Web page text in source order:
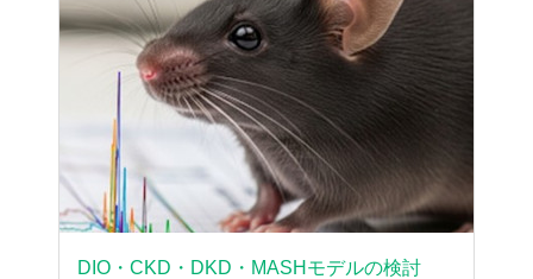
DIO・CKD・DKD・MASHモデルの検討